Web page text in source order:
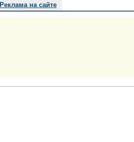
Реклама на сайте